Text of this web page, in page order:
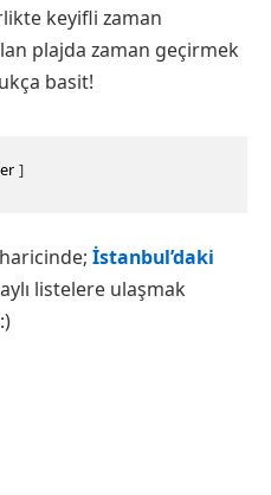
keyifli zaman
plajda zaman geçirmek
basit!
İstanbul’daki
listelere ulaşmak